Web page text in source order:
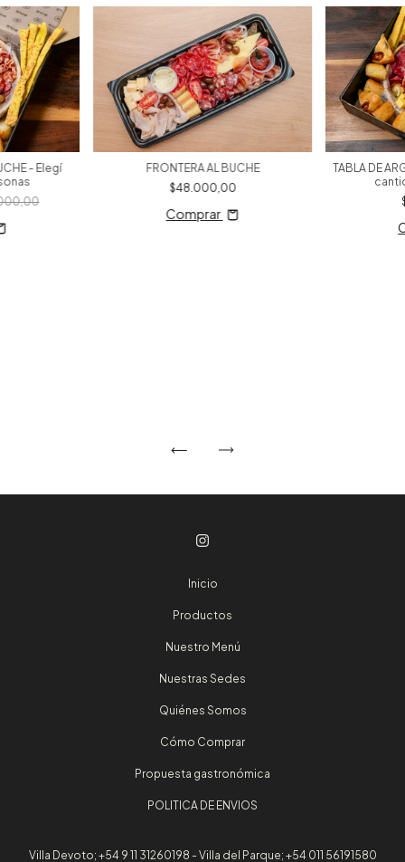
- Elegí
FRONTERA AL BUCHE
$48.000,00
Comprar
TABLA DE
Inicio
Productos
Nuestro Menú
Nuestras Sedes
Quiénes Somos
Cómo Comprar
Propuesta gastronómica
POLITICA DE ENVIOS
Villa Devoto; +54 9 11 31260198 - Villa del Parque; +54 011 56191580